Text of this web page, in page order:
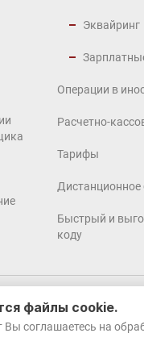
Эквайринг
Операции в
Расчетно-
Тарифы
Дистанционное
Быстрый и
коду
«ЮГ-Инвестбанк» (ПАО).
файлы cookie.
соглашаетесь на